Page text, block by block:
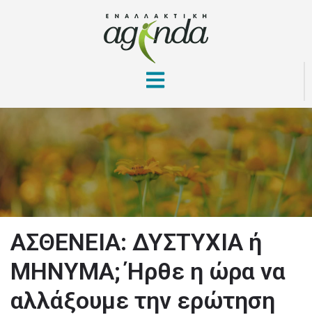
ΑΣΘΕΝΕΙΑ: ΔΥΣΤΥΧΙΑ ή
ΜΗΝΥΜΑ; Ήρθε η ώρα να
αλλάξουμε την ερώτηση